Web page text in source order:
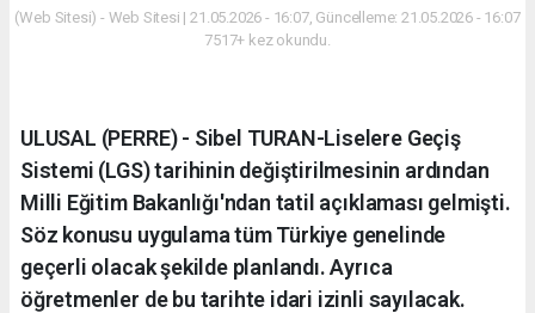
(Web Sitesi) - Web Sitesi | 21.05.2026 - 16:07, Güncelleme: 21.05.2026 - 16:07
7517+ kez okundu.
ULUSAL (PERRE) - Sibel TURAN-Liselere Geçiş
Sistemi (LGS) tarihinin değiştirilmesinin ardından
Milli Eğitim Bakanlığı'ndan tatil açıklaması gelmişti.
Söz konusu uygulama tüm Türkiye genelinde
geçerli olacak şekilde planlandı. Ayrıca
öğretmenler de bu tarihte idari izinli sayılacak.